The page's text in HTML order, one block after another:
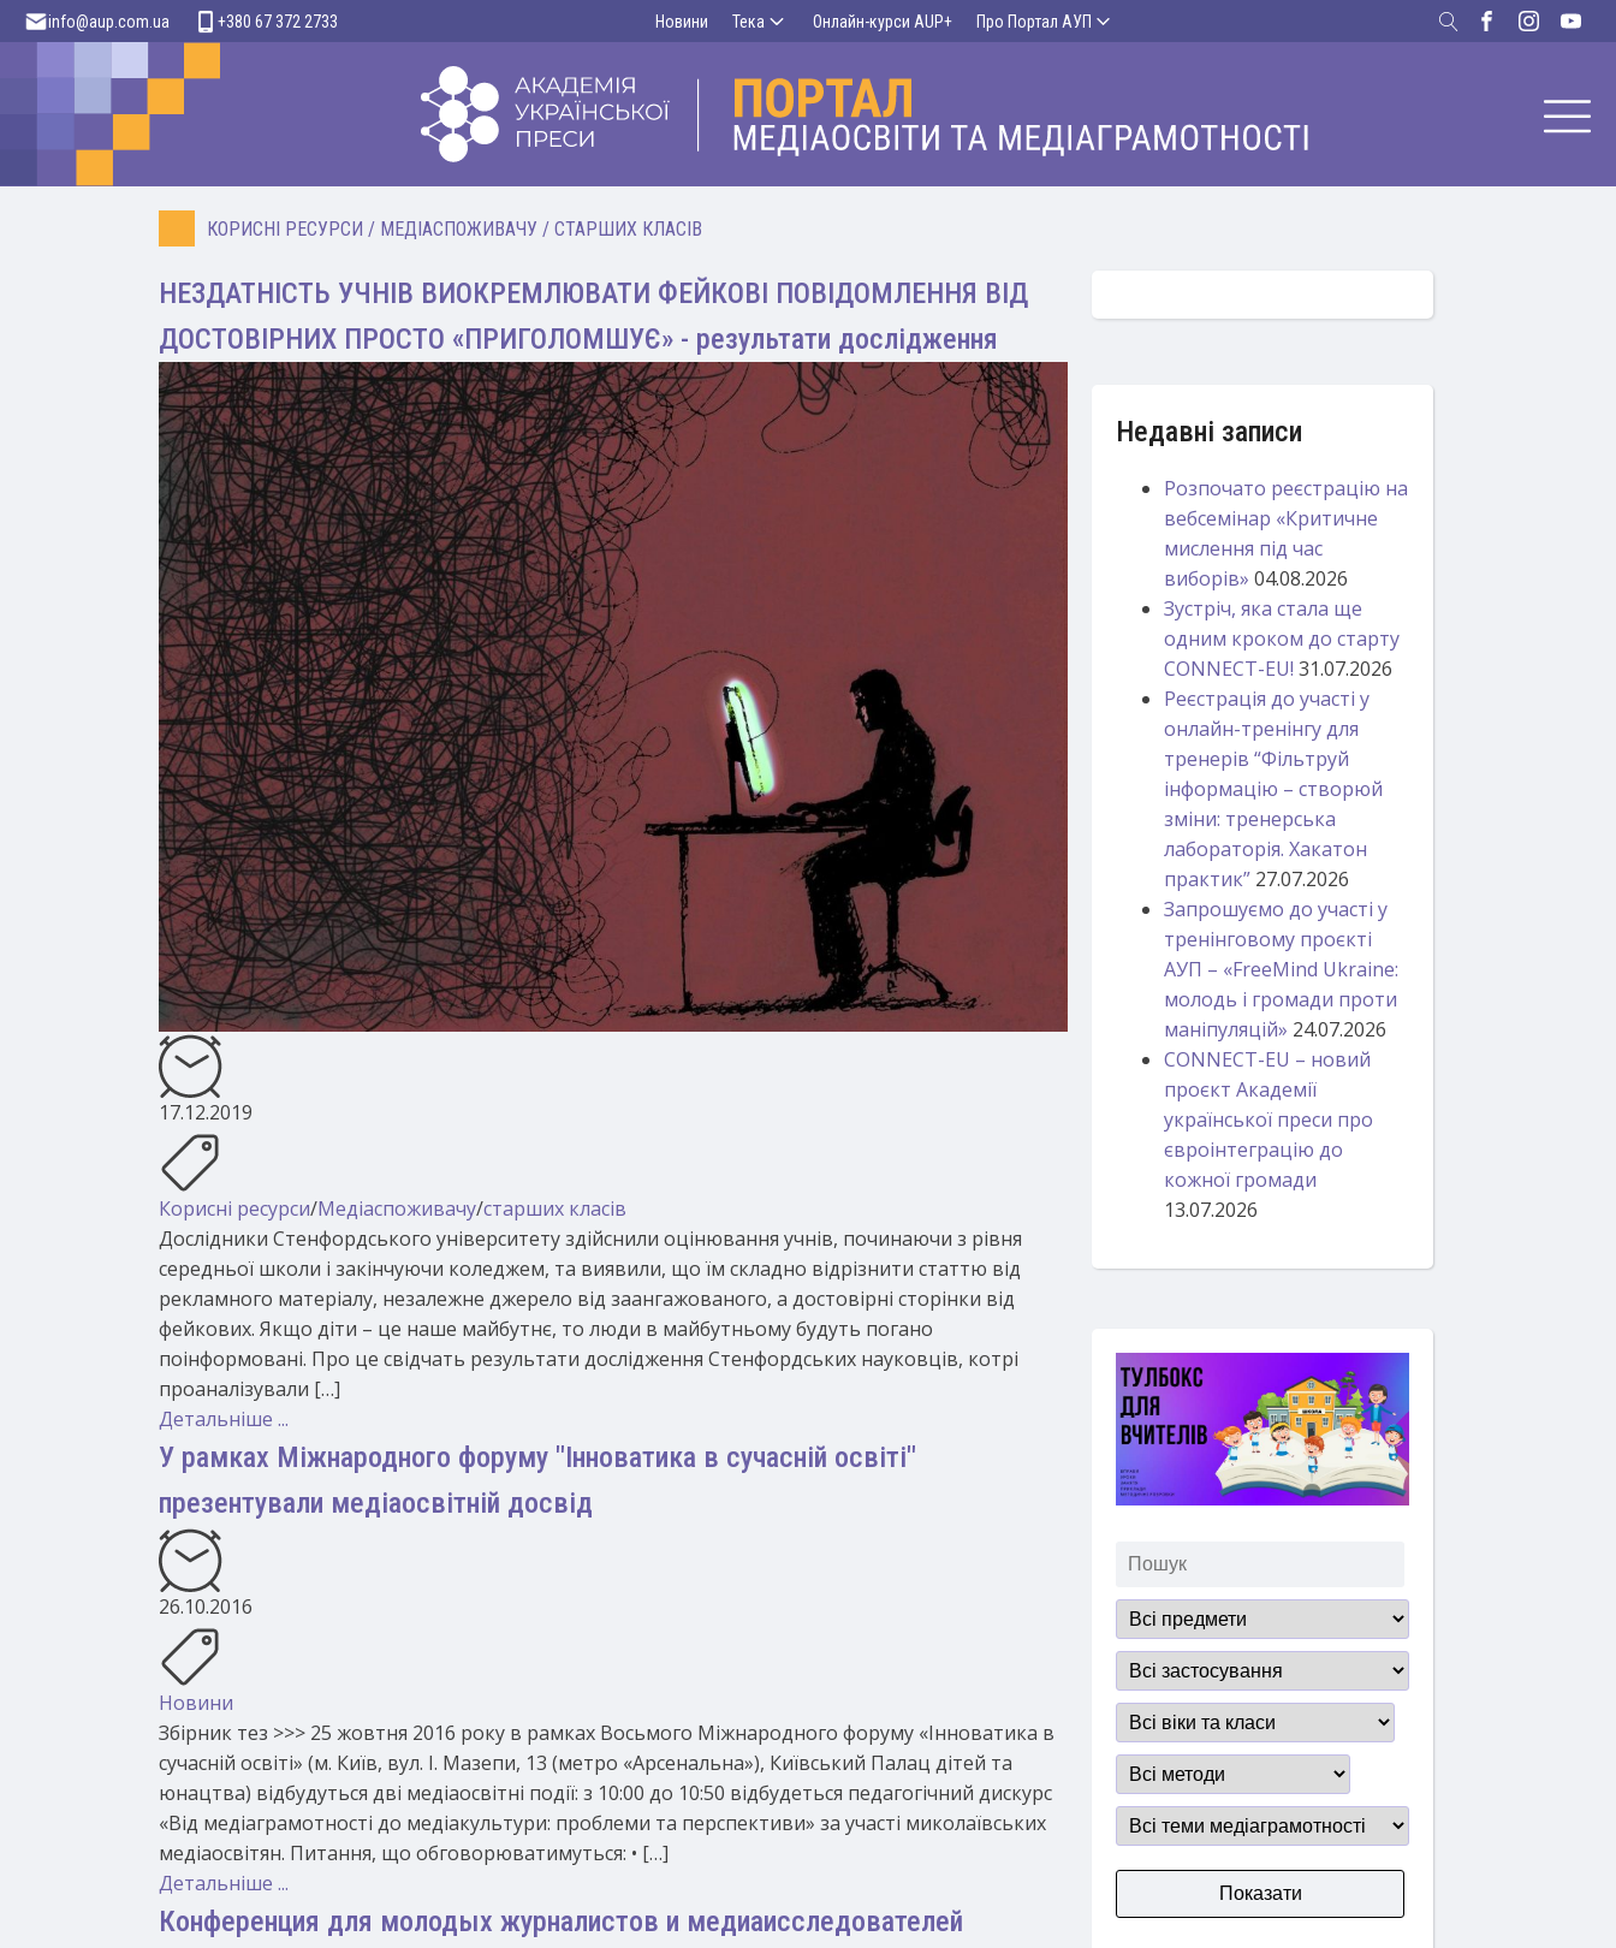
info@aup.com.ua +380 67 372 2733 Новини Тека Онлайн-курси AUP+ Про Портал АУП
КОРИСНІ РЕСУРСИ / МЕДІАСПОЖИВАЧУ / СТАРШИХ КЛАСІВ
НЕЗДАТНІСТЬ УЧНІВ ВИОКРЕМЛЮВАТИ ФЕЙКОВІ ПОВІДОМЛЕННЯ ВІД
ДОСТОВІРНИХ ПРОСТО «ПРИГОЛОМШУЄ» - результати дослідження
17.12.2019
Корисні ресурси/Медіаспоживачу/старших класів
Дослідники Стенфордського університету здійснили оцінювання учнів, починаючи з рівня
середньої школи і закінчуючи коледжем, та виявили, що їм складно відрізнити статтю від
рекламного матеріалу, незалежне джерело від заангажованого, а достовірні сторінки від
фейкових. Якщо діти – це наше майбутнє, то люди в майбутньому будуть погано
поінформовані. Про це свідчать результати дослідження Стенфордських науковців, котрі
проаналізували […]
Детальніше ...
У рамках Міжнародного форуму "Інноватика в сучасній освіті"
презентували медіаосвітній досвід
26.10.2016
Новини
Збірник тез >>> 25 жовтня 2016 року в рамках Восьмого Міжнародного форуму «Інноватика в
сучасній освіті» (м. Київ, вул. І. Мазепи, 13 (метро «Арсенальна»), Київський Палац дітей та
юнацтва) відбудуться дві медіаосвітні події: з 10:00 до 10:50 відбудеться педагогічний дискурс
«Від медіаграмотності до медіакультури: проблеми та перспективи» за участі миколаївських
медіаосвітян. Питання, що обговорюватимуться: • […]
Детальніше ...
Конференция для молодых журналистов и медиаисследователей
Недавні записи
Розпочато реєстрацію на
вебсемінар «Критичне
мислення під час
виборів» 04.08.2026
Зустріч, яка стала ще
одним кроком до старту
CONNECT-EU! 31.07.2026
Реєстрація до участі у
онлайн-тренінгу для
тренерів “Фільтруй
інформацію – створюй
зміни: тренерська
лабораторія. Хакатон
практик” 27.07.2026
Запрошуємо до участі у
тренінговому проєкті
АУП – «FreeMind Ukraine:
молодь і громади проти
маніпуляцій» 24.07.2026
CONNECT-EU – новий
проєкт Академії
української преси про
євроінтеграцію до
кожної громади
13.07.2026